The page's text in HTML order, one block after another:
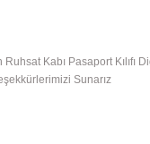
Kabı Pasaport Kılıfı
Sunarız